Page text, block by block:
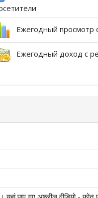
Ежегодный просмотр
Ежегодный доход с